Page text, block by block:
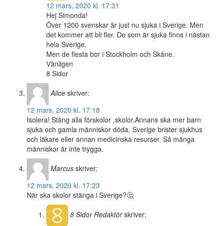
12 mars, 2020 kl. 17:31
Hej Simonda!
Över 1200 svenskar är just nu sjuka i Sverige. Men
det kommer att bli fler. De som är sjuka finns i nästan
hela Sverige.
Men de flesta bor i Stockholm och Skåne.
Vänligen
8 Sidor
Alice skriver:
12 mars, 2020 kl. 17:18
Isolera! Stäng alla förskolor ,skolor.Annans ska mer barn
sjuka och gamla människor döda. Sverige brister sjukhus
och läkare eller annan medicinska resurser. Så många
människor är inte trygga.
Marcus skriver:
12 mars, 2020 kl. 17:23
När ska skolor stänga i Sverige?🤔
8 SidorRedaktör skriver: